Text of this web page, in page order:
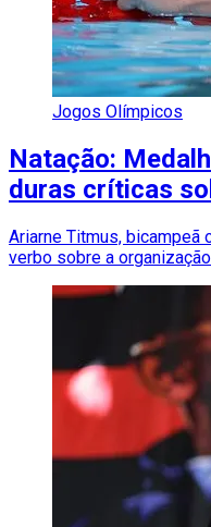
Jogos Olímpicos
Natação:
duras críticas
Ariarne Titmus,
verbo sobre a